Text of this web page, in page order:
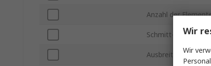
Anzahl der
Schmitt-Trigger-
Wir
Wir